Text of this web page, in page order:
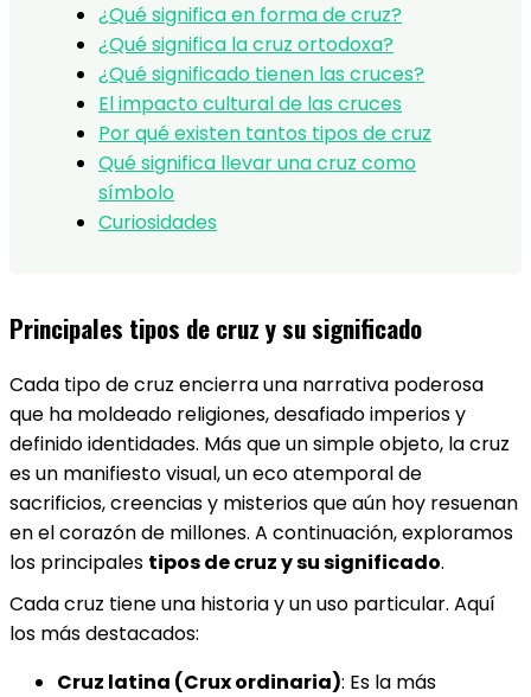
¿Qué significa en forma de cruz?
¿Qué significa la cruz ortodoxa?
¿Qué significado tienen las cruces?
El impacto cultural de las cruces
Por qué existen tantos tipos de cruz
Qué significa llevar una cruz como
símbolo
Curiosidades
Principales tipos de cruz y su significado
Cada tipo de cruz encierra una narrativa poderosa
que ha moldeado religiones, desafiado imperios y
definido identidades. Más que un simple objeto, la cruz
es un manifiesto visual, un eco atemporal de
sacrificios, creencias y misterios que aún hoy resuenan
en el corazón de millones. A continuación, exploramos
los principales tipos de cruz y su significado.
Cada cruz tiene una historia y un uso particular. Aquí
los más destacados:
Cruz latina (Crux ordinaria): Es la más